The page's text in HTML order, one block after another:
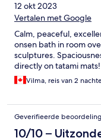
12 okt 2023
Vertalen met Google
Calm, peaceful,
onsen bath in room
sculptures.
directly on tatami
Vilma, reis van 2
Geverifieerde beoordeling
10/10 –